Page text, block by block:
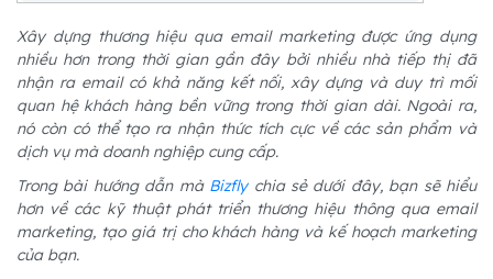
Xây dựng thương hiệu qua email marketing được ứng dụng
nhiều hơn trong thời gian gần đây bởi nhiều nhà tiếp thị đã
nhận ra email có khả năng kết nối, xây dựng và duy trì mối
quan hệ khách hàng bền vững trong thời gian dài. Ngoài ra,
nó còn có thể tạo ra nhận thức tích cực về các sản phẩm và
dịch vụ mà doanh nghiệp cung cấp.
Trong bài hướng dẫn mà Bizflychia sẻ dưới đây, bạn sẽ hiểu
hơn về các kỹ thuật phát triển thương hiệu thông qua email
marketing, tạo giá trị cho khách hàng và kế hoạch marketing
của bạn.